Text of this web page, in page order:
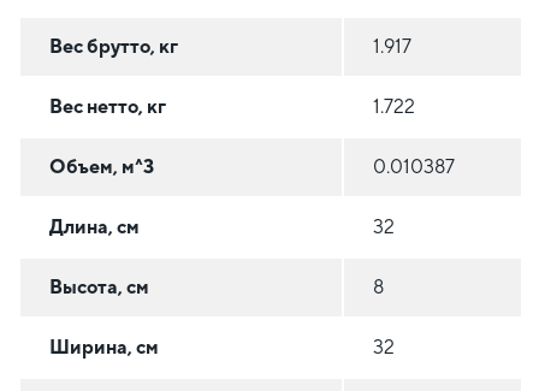
Вес брутто, кг 1.917
Вес нетто, кг 1.722
Объем, м^3 0.010387
Длина, см 32
Высота, см 8
Ширина, см 32